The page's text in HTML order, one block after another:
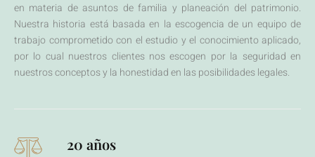
en materia de asuntos de familia y planeación del patrimonio.
Nuestra historia está basada en la escogencia de un equipo de
trabajo comprometido con el estudio y el conocimiento aplicado,
por lo cual nuestros clientes nos escogen por la seguridad en
nuestros conceptos y la honestidad en las posibilidades legales.
20 años